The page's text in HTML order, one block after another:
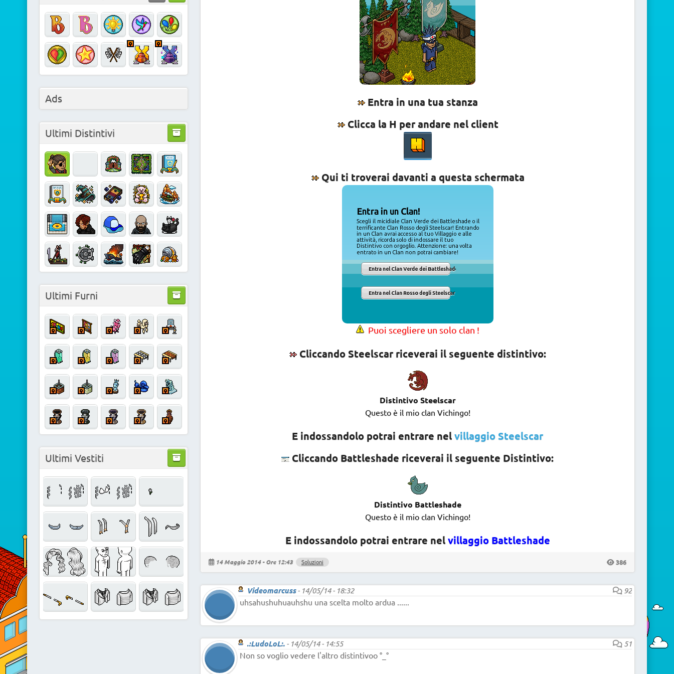
Entra in una tua stanza
Clicca la H per andare nel client
Qui ti troverai davanti a questa schermata
Puoi scegliere un solo clan !
Cliccando Steelscar riceverai il seguente distintivo:
Distintivo Steelscar
Questo è il mio clan Vichingo!
E indossandolo potrai entrare nelvillaggio Steelscar
Cliccando Battleshade riceverai il seguente Distintivo:
Distintivo Battleshade
Questo è il mio clan Vichingo!
E indossandolo potrai entrare nelvillaggio Battleshade
14 Maggio 2014 - Ore 12:43 Soluzioni 386
Videomarcuss- 14/05/14 - 18:32
92
uhsahushuhuauhshu una scelta molto ardua ......
.:LudoLoL:.- 14/05/14 - 14:55
51
Non so voglio vedere l'altro distintivoo °_°
Ads
Ultimi Distintivi
Ultimi Furni
Ultimi Vestiti